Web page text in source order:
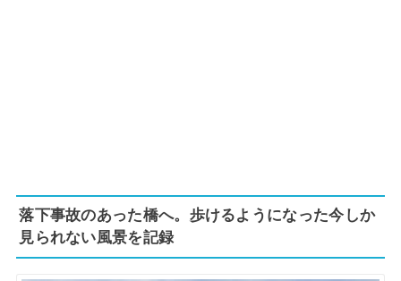
落下事故のあった橋へ。歩けるようになった今しか
見られない風景を記録